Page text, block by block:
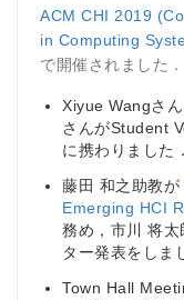
ACM CHI 2019
in Computing
で開催されました．
Xiyue Wangさ
さんがStudent
に携わりました．
藤田 和之助教が
Emerging HCI
務め，市川 将太
ター発表をしま
Town Hall